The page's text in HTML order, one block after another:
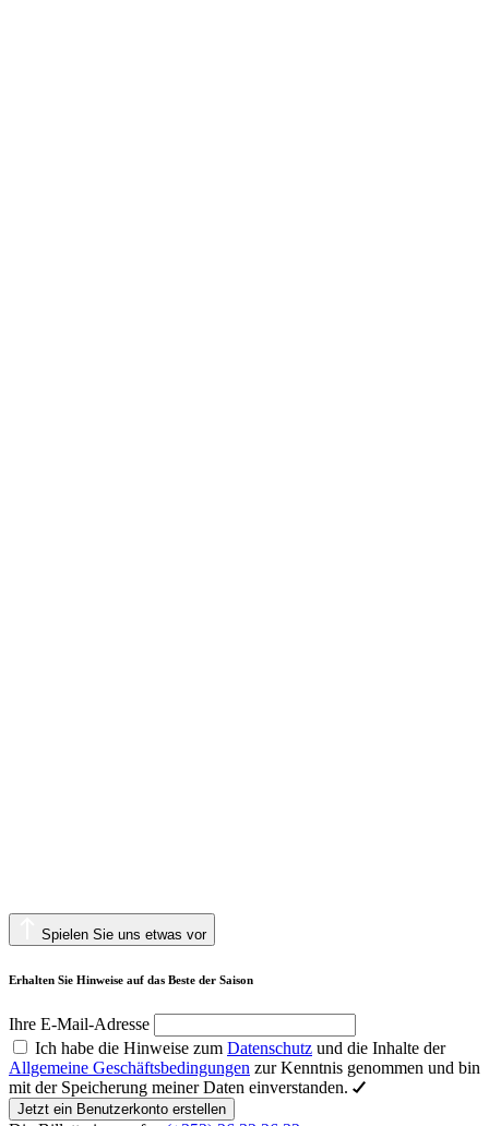
Spielen Sie uns etwas vor
Erhalten Sie Hinweise auf das Beste der Saison
Ihre E-Mail-Adresse
Ich habe die Hinweise zum Datenschutz und die Inhalte der
Allgemeine Geschäftsbedingungen zur Kenntnis genommen und bin
mit der Speicherung meiner Daten einverstanden.
Jetzt ein Benutzerkonto erstellen